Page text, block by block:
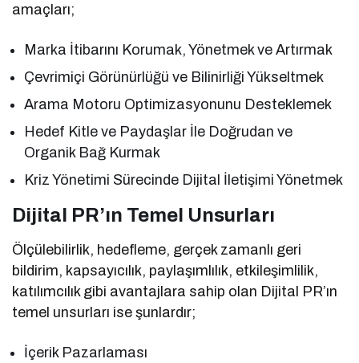
amaçları;
Marka İtibarını Korumak, Yönetmek ve Artırmak
Çevrimiçi Görünürlüğü ve Bilinirliği Yükseltmek
Arama Motoru Optimizasyonunu Desteklemek
Hedef Kitle ve Paydaşlar İle Doğrudan ve
Organik Bağ Kurmak
Kriz Yönetimi Sürecinde Dijital İletişimi Yönetmek
Dijital PR’ın Temel Unsurları
Ölçülebilirlik, hedefleme, gerçek zamanlı geri
bildirim, kapsayıcılık, paylaşımlılık, etkileşimlilik,
katılımcılık gibi avantajlara sahip olan Dijital PR’ın
temel unsurları ise şunlardır;
İçerik Pazarlaması